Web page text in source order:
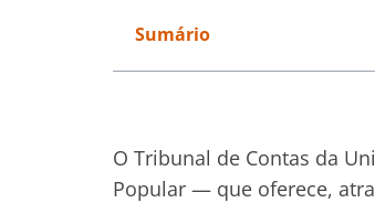
Sumário
O Tribunal de Contas da
Popular — que oferece,